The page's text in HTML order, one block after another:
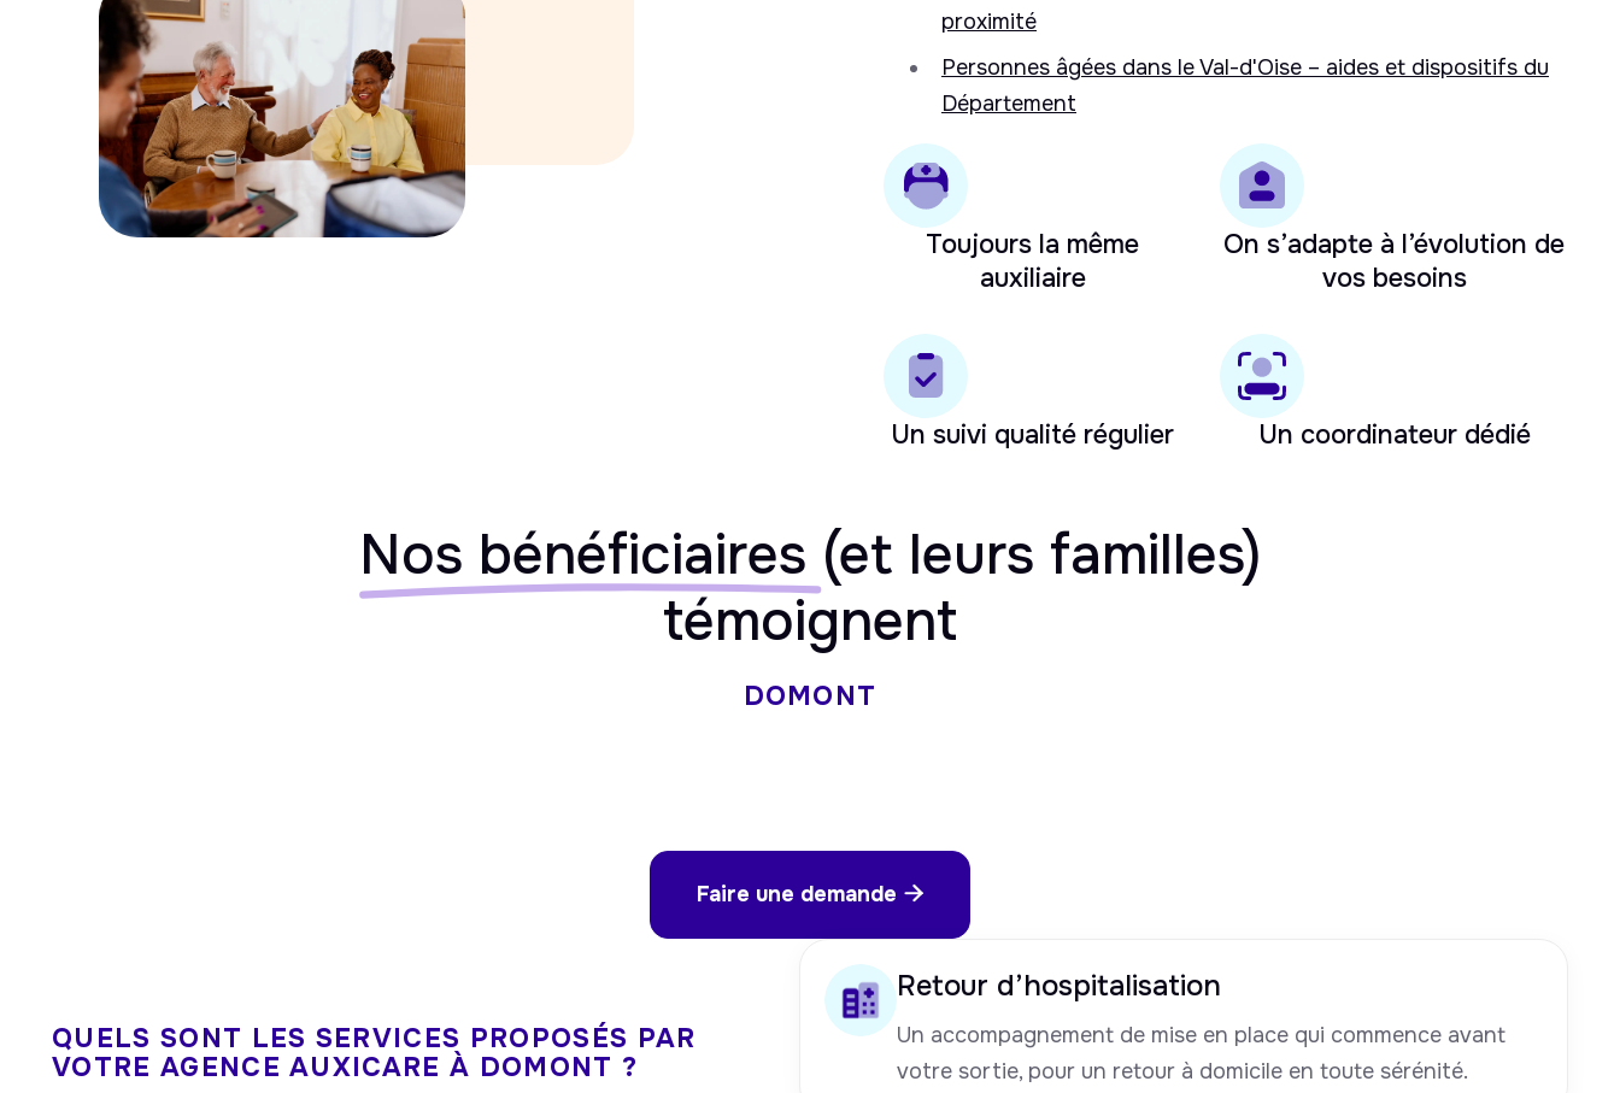
proximité
Personnes âgées dans le Val-d'Oise – aides et dispositifs du
Département
Toujours la même
auxiliaire
On s’adapte à l’évolution de
vos besoins
Un suivi qualité régulier Un coordinateur dédié
Nos bénéficiaires (et leurs familles)
témoignent
DOMONT
Faire une demande 
QUELS SONT LES SERVICES PROPOSÉS PAR
VOTRE AGENCE AUXICARE À DOMONT ?
Retour d’hospitalisation
Un accompagnement de mise en place qui commence avant
votre sortie, pour un retour à domicile en toute sérénité.